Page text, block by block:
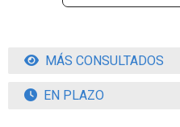
MÁS CONSULTADOS
EN PLAZO